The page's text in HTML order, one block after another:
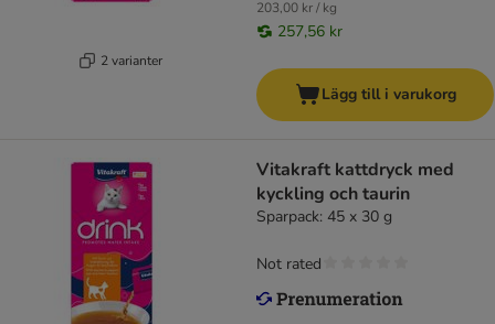
2 varianter
203,00 kr / kg
257,56 kr
Lägg till i varukorg
Vitakraft kattdryck med
kyckling och taurin
Sparpack: 45 x 30 g
Not rated